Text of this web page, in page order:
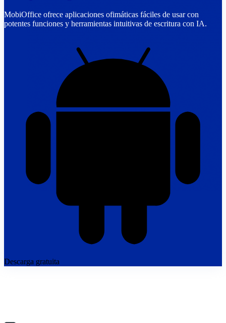
MobiOffice ofrece aplicaciones ofimáticas fáciles de usar con
potentes funciones y herramientas intuitivas de escritura con IA.
Descarga gratuita